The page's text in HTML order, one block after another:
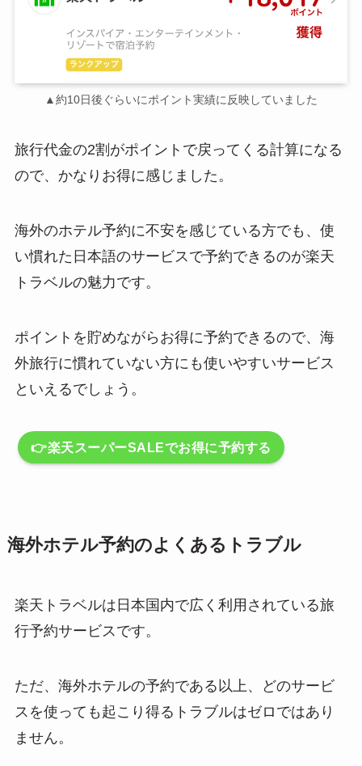
▲約10日後ぐらいにポイント実績に反映していました
旅行代金の2割がポイントで戻ってくる計算になる
ので、かなりお得に感じました。
海外のホテル予約に不安を感じている方でも、使
い慣れた日本語のサービスで予約できるのが楽天
トラベルの魅力です。
ポイントを貯めながらお得に予約できるので、海
外旅行に慣れていない方にも使いやすいサービス
といえるでしょう。
👉️楽天スーパーSALEでお得に予約する
海外ホテル予約のよくあるトラブル
楽天トラベルは日本国内で広く利用されている旅
行予約サービスです。
ただ、海外ホテルの予約である以上、どのサービ
スを使っても起こり得るトラブルはゼロではあり
ません。